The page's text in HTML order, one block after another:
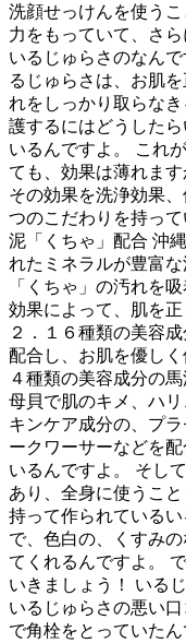
洗顔せっけんを使う
力をもっていて、さ
いるじゅらさのなん
るじゅらさは、お肌
れをしっかり取らな
護するにはどうした
いるんですよ。 これ
ても、効果は薄れます
その効果を洗浄効果
つのこだわりを持っ
泥「くちゃ」配合 沖
れたミネラルが豊富
「くちゃ」の汚れを
効果によって、肌を
２．１６種類の美容
配合し、お肌を優しく
４種類の美容成分の
母貝で肌のキメ、ハ
キンケア成分の、プ
ークワーサーなどを
いるんですよ。 そし
あり、全身に使うこ
持って作られている
で、色白の、くすみ
てくれるんですよ。
いきましょう！ いる
いるじゅらさの悪い
で角栓をとっていた